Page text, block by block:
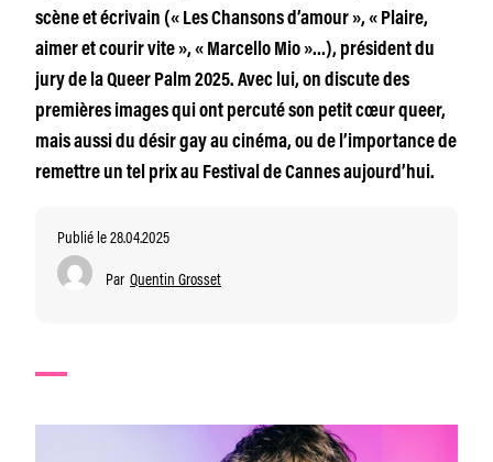
scène et écrivain (« Les Chansons d’amour », « Plaire,
aimer et courir vite », « Marcello Mio »…), président du
jury de la Queer Palm 2025. Avec lui, on discute des
premières images qui ont percuté son petit cœur queer,
mais aussi du désir gay au cinéma, ou de l’importance de
remettre un tel prix au Festival de Cannes aujourd’hui.
Publié le 28.04.2025
Par Quentin Grosset